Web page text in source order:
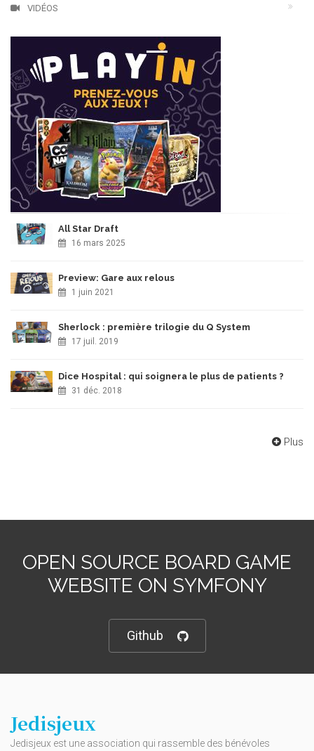
VIDÉOS
All Star Draft
16 mars 2025
Preview: Gare aux relous
1 juin 2021
Sherlock : première trilogie du Q System
17 juil. 2019
Dice Hospital : qui soignera le plus de patients ?
31 déc. 2018
Plus
OPEN SOURCE BOARD GAME
WEBSITE ON SYMFONY
Github
Jedisjeux
Jedisjeux est une association qui rassemble des bénévoles